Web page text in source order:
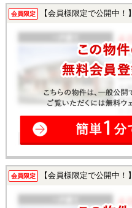
会員限定 【会員様限定で公開中！】
会員限定 【会員様限定で公開中！】